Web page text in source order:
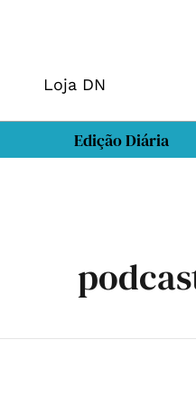
Loja DN
Edição Diária